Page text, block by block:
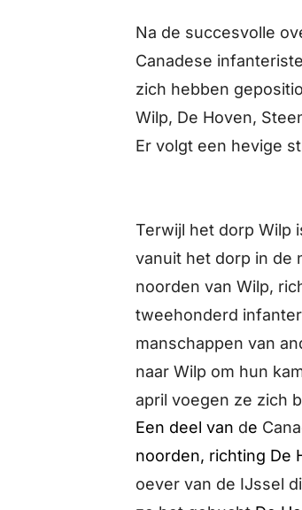
Na de succesvolle
Canadese
zich hebben
Wilp, De Hoven,
Er volgt een hevige
Terwijl het dorp Wilp
vanuit het dorp in de
noorden van Wilp,
tweehonderd
manschappen van
naar Wilp om hun
april voegen ze zich
Een deel van de
noorden, richting De
oever van de IJssel